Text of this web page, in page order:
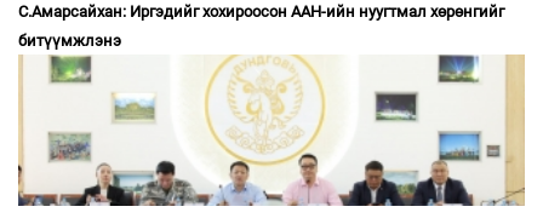
С.Амарсайхан: Иргэдийг хохироосон ААН-ийн нуугтмал хөрөнгийг
битүүмжлэнэ